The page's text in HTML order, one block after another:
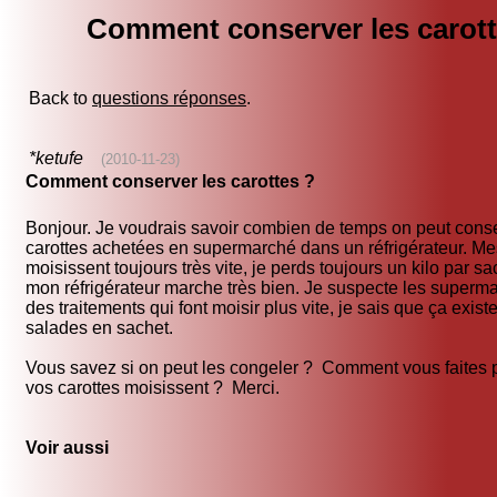
Comment conserver les
Back to questions réponses.
*ketufe (2010-11-23)
Comment conserver les carottes ?
Bonjour. Je voudrais savoir combien de temps on peut
carottes achetées en supermarché dans un réfrigérateur.
moisissent toujours très vite, je perds toujours un kilo par
mon réfrigérateur marche très bien. Je suspecte les
des traitements qui font moisir plus vite, je sais que ça
salades en sachet.
Vous savez si on peut les congeler ? Comment vous faites
vos carottes moisissent ? Merci.
Voir aussi